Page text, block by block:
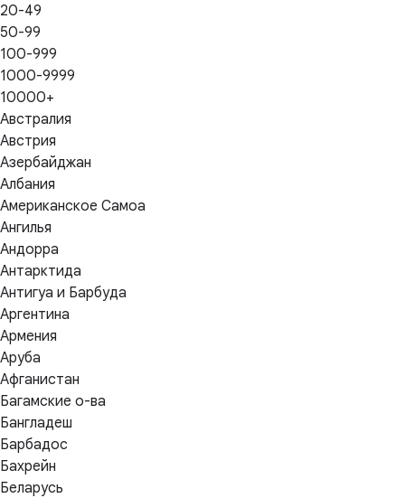
20-49
50-99
100-999
1000-9999
10000+
Австралия
Австрия
Азербайджан
Албания
Американское Самоа
Ангилья
Андорра
Антарктида
Антигуа и Барбуда
Аргентина
Армения
Аруба
Афганистан
Багамские о-ва
Бангладеш
Барбадос
Бахрейн
Беларусь